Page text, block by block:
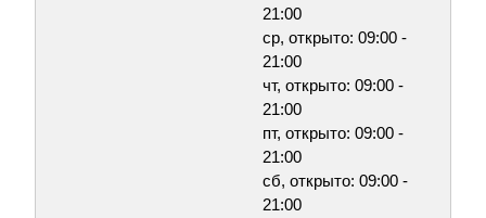
21:00
ср, открыто: 09:00 -
21:00
чт, открыто: 09:00 -
21:00
пт, открыто: 09:00 -
21:00
сб, открыто: 09:00 -
21:00